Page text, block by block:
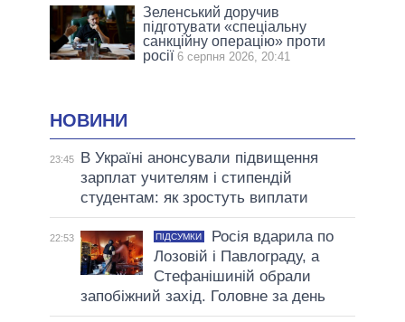
Зеленський доручив
підготувати «спеціальну
санкційну операцію» проти
росії 6 серпня 2026, 20:41
НОВИНИ
23:45
В Україні анонсували підвищення
зарплат учителям і стипендій
студентам: як зростуть виплати
22:53 ПІДСУМКИ
Росія вдарила по
Лозовій і Павлограду, а
Стефанішиній обрали
запобіжний захід. Головне за день